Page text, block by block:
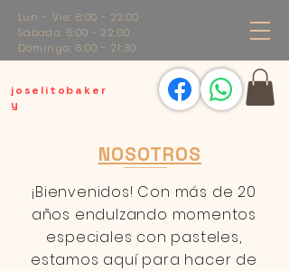
Lun - Vie: 6:00 - 22:00
Sábado: 6:00 - 22:00
Domingo: 6:00 - 21:30
joselitobaker
y
NOSOTROS
¡Bienvenidos! Con más de 20
años endulzando momentos
especiales con pasteles,
estamos aquí para hacer de